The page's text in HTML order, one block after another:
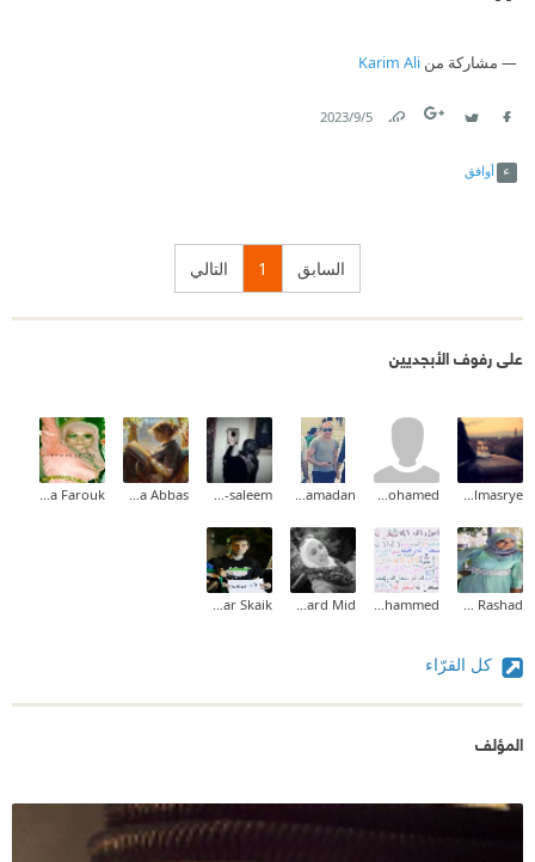
مشاركة من Karim Ali
5‏/9‏/2023
أوافق
السابق 1 التالي
على رفوف الأبجديين
Samira Elmasrye
amr mohamed
Ahmed Ramadan
Hanan Abu-saleem
Marwa Abbas
Omnya Farouk
Asmaa Rashad
Sabah Mohammed
Reward Mid
Ayman Anwar Skaik
كل القرّاء
المؤلف